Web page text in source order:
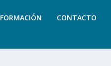
FORMACIÓN CONTACTO